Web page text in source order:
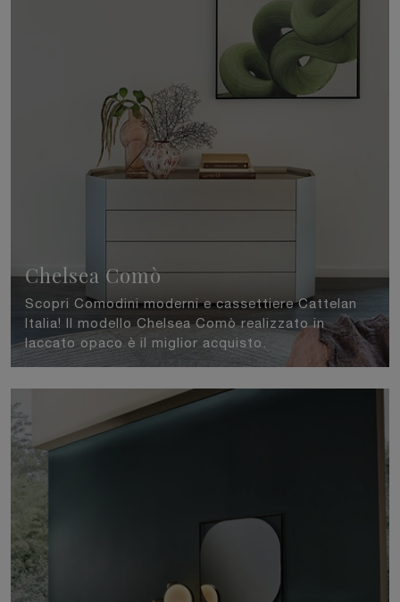
Chelsea Comò
Scopri Comodini moderni e cassettiere Cattelan
Italia! Il modello Chelsea Comò realizzato in
laccato opaco è il miglior acquisto.